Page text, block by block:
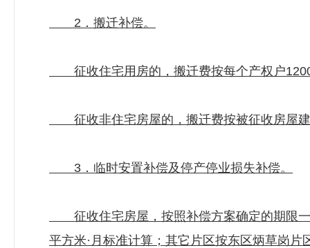
2．搬迁补偿。
征收住宅用房的，搬迁费按每个产权户
征收非住宅房屋的，搬迁费按被征收房屋建
3．临时安置补偿及停产停业损失补偿。
征收住宅房屋，按照补偿方案确定的期限一
平方米·月标准计算；其它片区按东区炳草岗